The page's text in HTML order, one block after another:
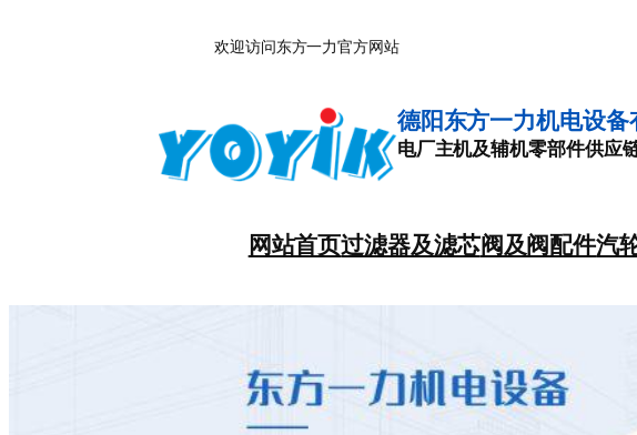
欢迎访问东方一力官方网站
德阳东方一力机电设备
电厂主机及辅机零部件供应
网站首页过滤器及滤芯阀及阀配件汽